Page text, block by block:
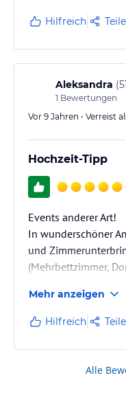
und flexibel und
Alles in allem ein
Preis/
seine Getränke
einem fairen Preis
Hilfreich
Aleksandra (
1 Bewertungen
Vor 9 Jahren • Verreist
Hochzeit-Tipp
Events anderer Art!
In wunderschöner
und
(Mehrbettzimmer,
kann man hier
Das Frühstück ist
bestellen,
man auch zu Fuß
Direkt am Hotel
Mehr anzeigen
Hilfreich
Alle